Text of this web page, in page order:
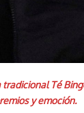
Té
y emoción.